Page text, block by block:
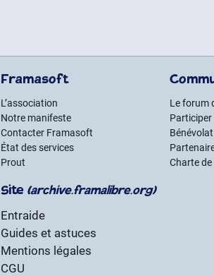
Framasoft
L’association
Notre manifeste
Contacter Framasoft
État des services
Prout
Le forum
Participer
Charte
Site (archive.framalibre.org)
Entraide
Guides et astuces
Mentions légales
CGU